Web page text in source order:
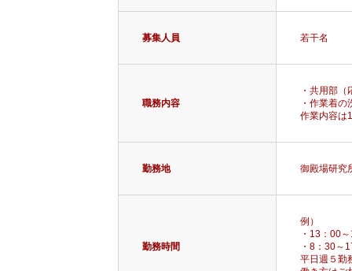
募集人員 若干名
職務内容
・共用部
・作業着の
作業内容は
勤務地 御殿場研究
勤務時間
例）
・13：00
・8：30
平日週５勤